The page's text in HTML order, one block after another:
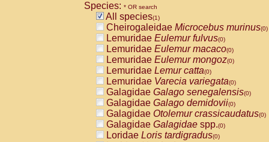
Species: * OR search
All species(1)
Cheirogaleidae Microcebus murinus(0)
Lemuridae Eulemur fulvus(0)
Lemuridae Eulemur macaco(0)
Lemuridae Eulemur mongoz(0)
Lemuridae Lemur catta(0)
Lemuridae Varecia variegata(0)
Galagidae Galago senegalensis(0)
Galagidae Galago demidovii(0)
Galagidae Otolemur crassicaudatus(0)
Galagidae Galagidae spp.(0)
Loridae Loris tardigradus(0)